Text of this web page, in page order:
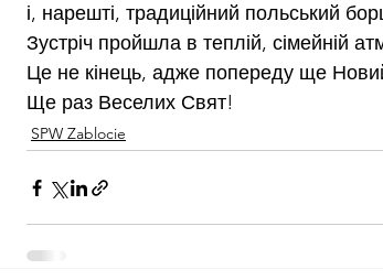
і, нарешті, традиційний польський
Зустріч пройшла в теплій, сімейній
Це не кінець, адже попереду ще
Ще раз Веселих Свят!
SPW Zablocie